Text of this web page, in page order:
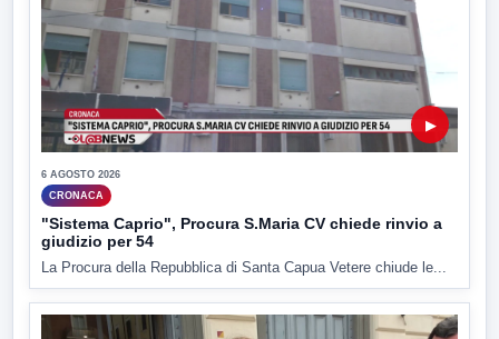
▶
6 AGOSTO 2026
CRONACA
"Sistema Caprio", Procura S.Maria CV chiede rinvio a
giudizio per 54
La Procura della Repubblica di Santa Capua Vetere chiude le...